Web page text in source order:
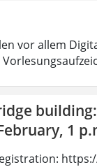
vor allem
1